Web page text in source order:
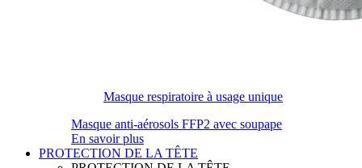
Masque respiratoire à usage unique
Masque anti-aérosols FFP2 avec soupape
En savoir plus
PROTECTION DE LA TÊTE